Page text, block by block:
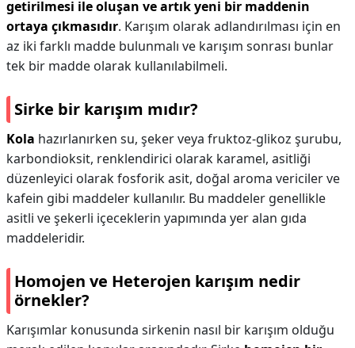
getirilmesi ile oluşan ve artık yeni bir maddenin
ortaya çıkmasıdır. Karışım olarak adlandırılması için en
az iki farklı madde bulunmalı ve karışım sonrası bunlar
tek bir madde olarak kullanılabilmeli.
Sirke bir karışım mıdır?
Kola hazırlanırken su, şeker veya fruktoz-glikoz şurubu,
karbondioksit, renklendirici olarak karamel, asitliği
düzenleyici olarak fosforik asit, doğal aroma vericiler ve
kafein gibi maddeler kullanılır. Bu maddeler genellikle
asitli ve şekerli içeceklerin yapımında yer alan gıda
maddeleridir.
Homojen ve Heterojen karışım nedir
örnekler?
Karışımlar konusunda sirkenin nasıl bir karışım olduğu